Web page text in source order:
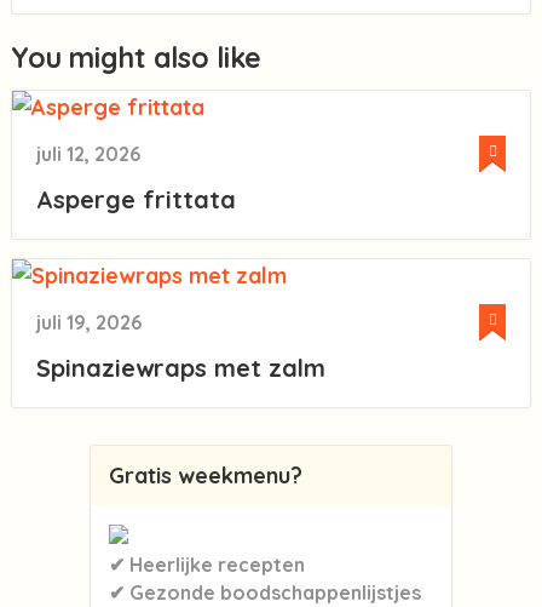
You might also like
juli 12, 2026
Asperge frittata
juli 19, 2026
Spinaziewraps met zalm
Gratis weekmenu?
✔ Heerlijke recepten
✔ Gezonde boodschappenlijstjes